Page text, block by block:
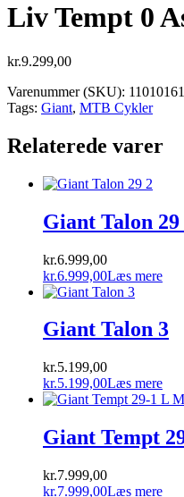
Liv Tempt 0
kr.9.299,00
Varenummer (SKU):
Tags: Giant, MTB Cykler
Relaterede varer
Giant Talon 29
kr.6.999,00
kr.6.999,00Læs mere
Giant Talon 3
kr.5.199,00
kr.5.199,00Læs mere
Giant Tempt
kr.7.999,00
kr.7.999,00Læs mere